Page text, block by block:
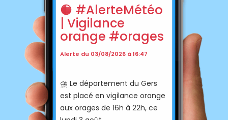
🟠 #AlerteMétéo
| Vigilance
orange #orages
Alerte du 03/08/2026 à 16:47
⛈️ Le département du Gers
est placé en vigilance orange
aux orages de 16h à 22h, ce